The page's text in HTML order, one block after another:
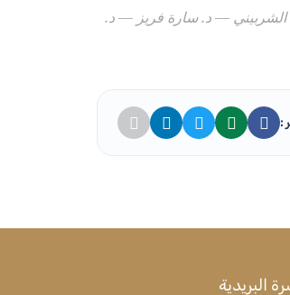
— د. سارة فريز — د.
:
البريدية